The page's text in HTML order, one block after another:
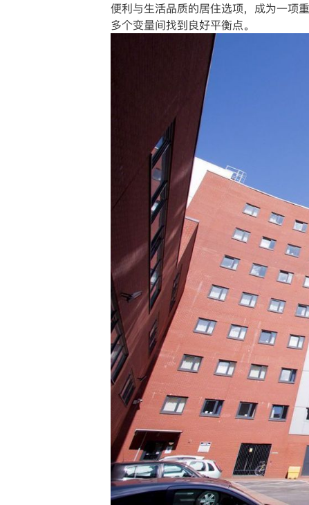
便利与生活品质的居住选项，成为一项
多个变量间找到良好平衡点。